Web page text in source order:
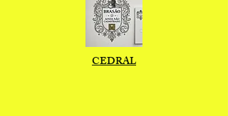
CEDRAL